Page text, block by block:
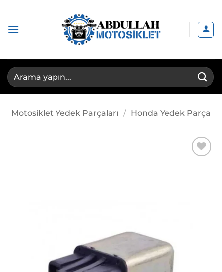
Ara:
Motosiklet Yedek Parçaları / Honda Yedek Parça